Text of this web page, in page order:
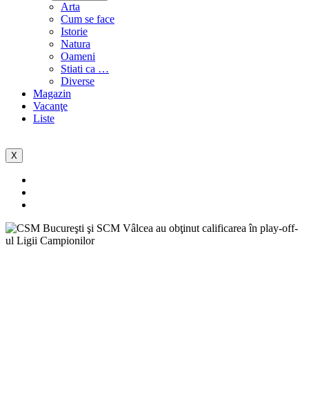
Arta
Cum se face
Istorie
Natura
Oameni
Stiati ca …
Diverse
Magazin
Vacanţe
Liste
X